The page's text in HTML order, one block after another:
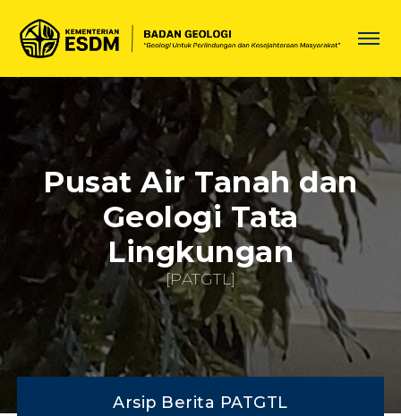
Pusat Air Tanah dan
Geologi Tata
Lingkungan
[PATGTL]
Arsip Berita PATGTL